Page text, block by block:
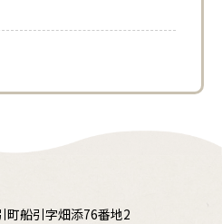
町船引字畑添76番地2